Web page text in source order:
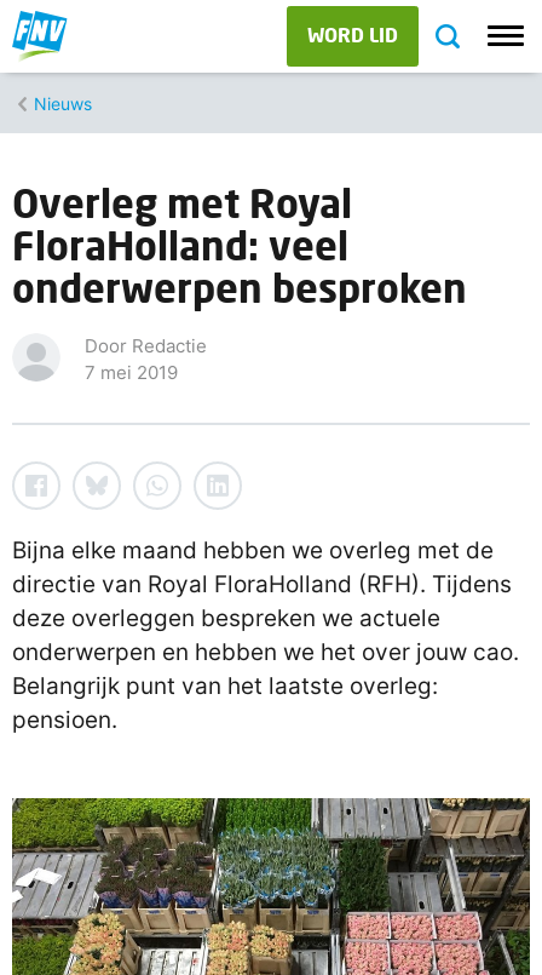
WORD LID
Nieuws
Overleg met Royal
FloraHolland: veel
onderwerpen besproken
Door Redactie
7 mei 2019
Bijna elke maand hebben we overleg met de
directie van Royal FloraHolland (RFH). Tijdens
deze overleggen bespreken we actuele
onderwerpen en hebben we het over jouw cao.
Belangrijk punt van het laatste overleg:
pensioen.